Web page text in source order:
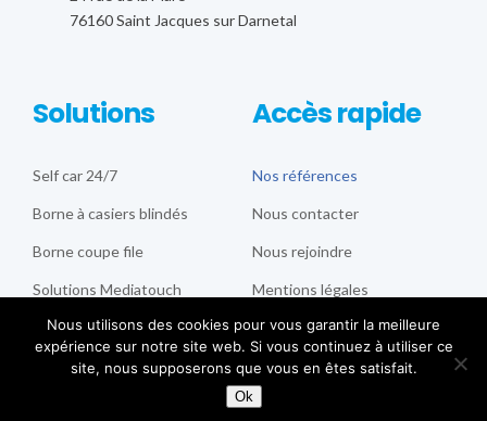
76160 Saint Jacques sur Darnetal
Solutions
Self car 24/7
Borne à casiers blindés
Borne coupe file
Solutions Mediatouch
Accès rapide
Nos références
Nous contacter
Nous rejoindre
Mentions légales
© Copyright 2020 | Mentions légales |Politique de
confidentialité des données|
Nous utilisons des cookies pour vous garantir la meilleure
expérience sur notre site web. Si vous continuez à utiliser ce
site, nous supposerons que vous en êtes satisfait.
Ok